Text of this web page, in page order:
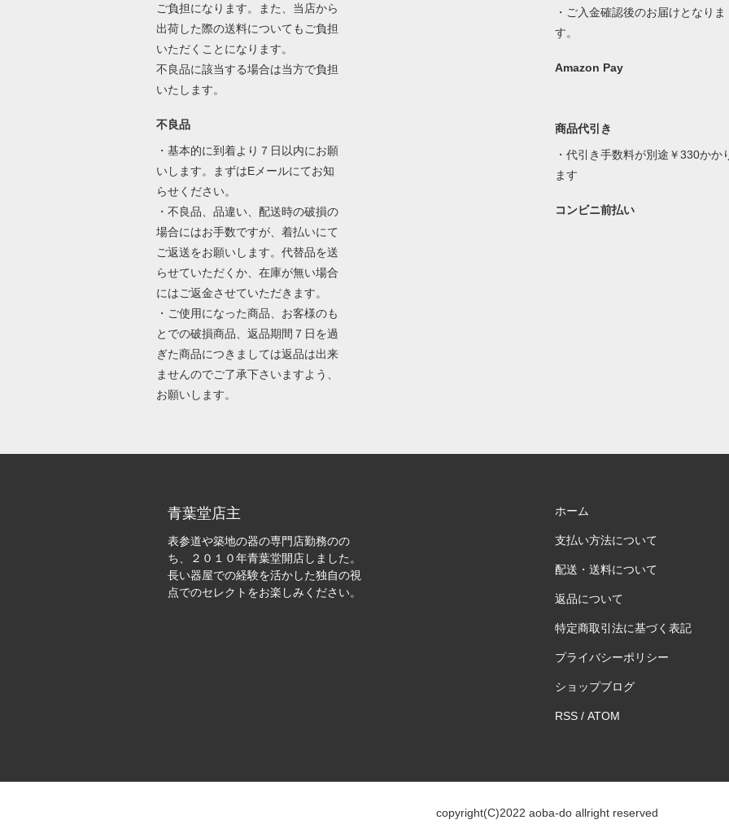
ご負担になります。また、当店から
出荷した際の送料についてもご負担
いただくことになります。
不良品に該当する場合は当方で負担
いたします。
不良品
・基本的に到着より７日以内にお願
いします。まずはEメールにてお知
らせください。
・不良品、品違い、配送時の破損の
場合にはお手数ですが、着払いにて
ご返送をお願いします。代替品を送
らせていただくか、在庫が無い場合
にはご返金させていただきます。
・ご使用になった商品、お客様のも
とでの破損商品、返品期間７日を過
ぎた商品につきましては返品は出来
ませんのでご了承下さいますよう、
お願いします。
・ご入金確認後のお届けとなりま
す。
Amazon Pay
商品代引き
・代引き手数料が別途￥330かか
ます
コンビニ前払い
青葉堂店主
表参道や築地の器の専門店勤務のの
ち、２０１０年青葉堂開店しました。
長い器屋での経験を活かした独自の視
点でのセレクトをお楽しみください。
ホーム
支払い方法について
配送・送料について
返品について
特定商取引法に基づく表記
プライバシーポリシー
ショップブログ
RSS/ ATOM
copyright(C)2022 aoba-do allright reserved